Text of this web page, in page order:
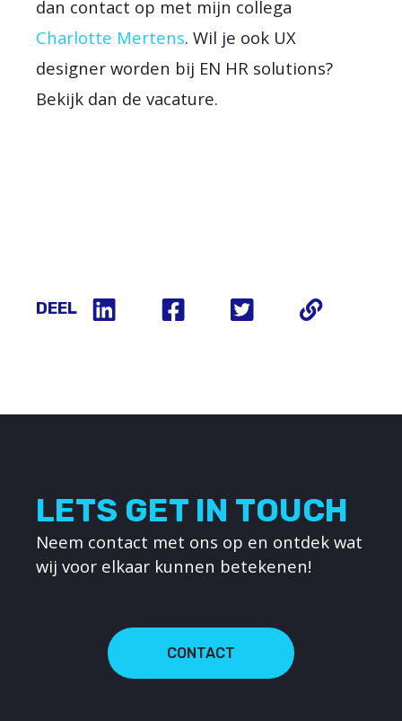
dan contact op met mijn collega
Charlotte Mertens. Wil je ook UX
designer worden bij EN HR solutions?
Bekijk dan de vacature.
DEEL
LETS GET IN TOUCH
Neem contact met ons op en ontdek wat
wij voor elkaar kunnen betekenen!
CONTACT